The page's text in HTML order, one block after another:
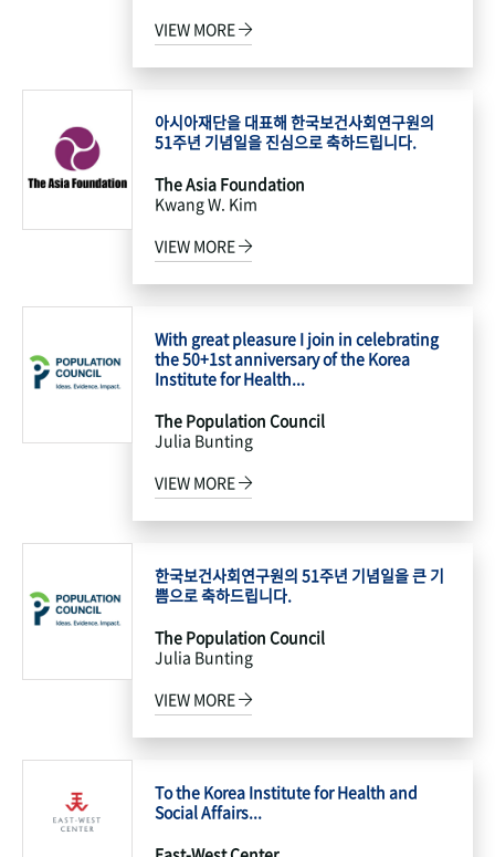
VIEW MORE
아시아재단을 대표해 한국보건사회연구원의
51주년 기념일을 진심으로 축하드립니다.
The Asia Foundation
Kwang W. Kim
VIEW MORE
With great pleasure I join in celebrating
the 50+1st anniversary of the Korea
Institute for Health...
The Population Council
Julia Bunting
VIEW MORE
한국보건사회연구원의 51주년 기념일을 큰 기
쁨으로 축하드립니다.
The Population Council
Julia Bunting
VIEW MORE
To the Korea Institute for Health and
Social Affairs...